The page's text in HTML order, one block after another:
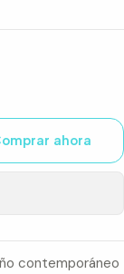
ahora
contemporáneo